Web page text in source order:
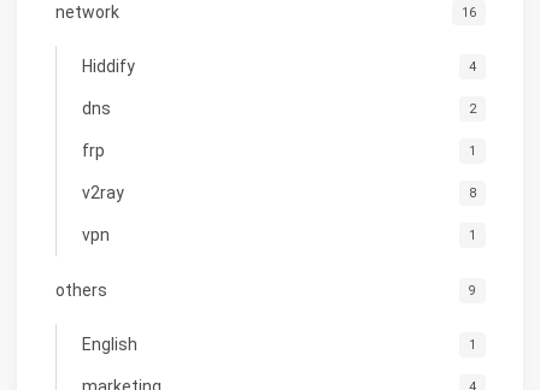
network 16
Hiddify 4
dns 2
frp 1
v2ray 8
vpn 1
others 9
English 1